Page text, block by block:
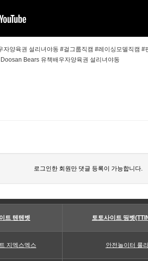
양육권 설리녀야동 #걸그룹직캠 #레이싱모델직캠
Bears 유책배우자양육권 설리녀야동
로그인한 회원만 댓글 등록이 가능합니다.
트 텐텐벳 토토사이트 띵벳
지엑스엑스 안전놀이터 룰